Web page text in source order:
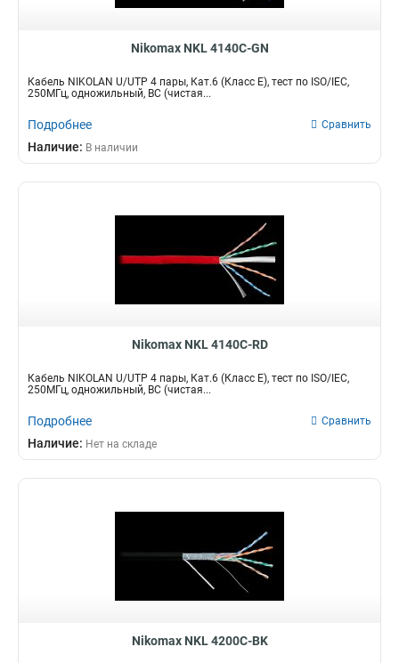
Nikomax NKL 4140C-GN
Кабель NIKOLAN U/UTP 4 пары, Кат.6 (Класс E), тест по ISO/IEC,
250МГц, одножильный, BC (чистая...
Подробнее Сравнить
Наличие: В наличии
Nikomax NKL 4140C-RD
Кабель NIKOLAN U/UTP 4 пары, Кат.6 (Класс E), тест по ISO/IEC,
250МГц, одножильный, BC (чистая...
Подробнее Сравнить
Наличие: Нет на складе
Nikomax NKL 4200C-BK